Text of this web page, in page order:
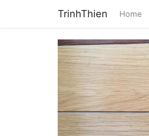
TrinhThien Home